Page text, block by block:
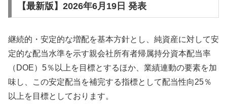
【最新版】2026年6月19日 発表
継続的・安定的な増配を基本方針とし、純資産に対して安
定的な配当水準を示す親会社所有者帰属持分資本配当率
（DOE）5％以上を目標とするほか、業績連動の要素を加
味し、この安定配当を補完する指標として配当性向25％
以上を目標としております。